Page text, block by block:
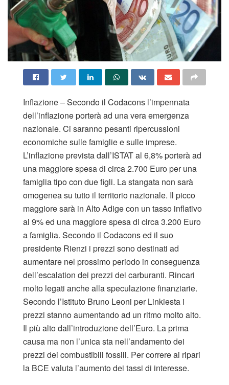
Inflazione – Secondo il Codacons l’impennata
dell’inflazione porterà ad una vera emergenza
nazionale. Ci saranno pesanti ripercussioni
economiche sulle famiglie e sulle imprese.
L’inflazione prevista dall’ISTAT al 6,8% porterà ad
una maggiore spesa di circa 2.700 Euro per una
famiglia tipo con due figli. La stangata non sarà
omogenea su tutto il territorio nazionale. Il picco
maggiore sarà in Alto Adige con un tasso inflativo
al 9% ed una maggiore spesa di circa 3.200 Euro
a famiglia. Secondo il Codacons ed il suo
presidente Rienzi i prezzi sono destinati ad
aumentare nel prossimo periodo in conseguenza
dell’escalation dei prezzi dei carburanti. Rincari
molto legati anche alla speculazione finanziarie.
Secondo l’Istituto Bruno Leoni per Linkiesta i
prezzi stanno aumentando ad un ritmo molto alto.
Il più alto dall’introduzione dell’Euro. La prima
causa ma non l’unica sta nell’andamento dei
prezzi dei combustibili fossili. Per correre ai ripari
la BCE valuta l’aumento dei tassi di interesse.